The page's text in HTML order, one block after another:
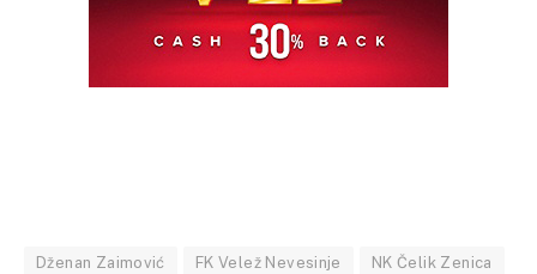
Dženan Zaimović FK Velež Nevesinje NK Čelik Zenica